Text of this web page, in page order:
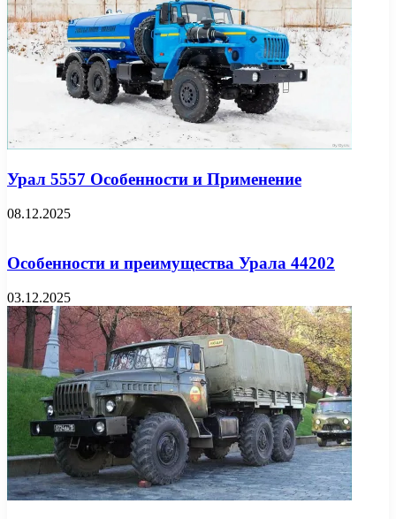
Урал 5557 Особенности и Применение
08.12.2025
Особенности и преимущества Урала 44202
03.12.2025